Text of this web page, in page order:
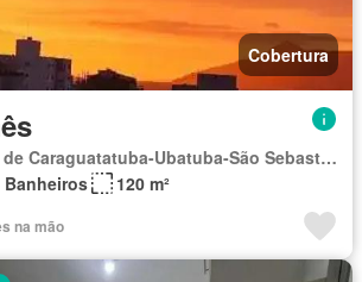
Cobertura
Região Imediata de Caraguatatuba-Ubatuba-São Sebastião, Região Metropolitana do Vale do Paraíba e Litoral Norte
Banheiros 120 m²
na mão